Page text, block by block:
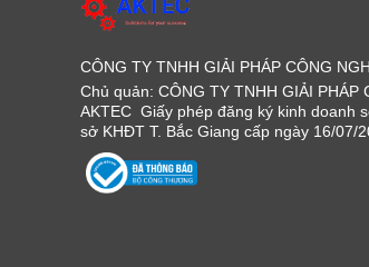
CÔNG TY TNHH GIẢI PHÁP CÔNG
Chủ quản: CÔNG TY TNHH GIẢI PHÁP
AKTEC Giấy phép đăng ký kinh doanh
sở KHĐT T. Bắc Giang cấp ngày 16/07/